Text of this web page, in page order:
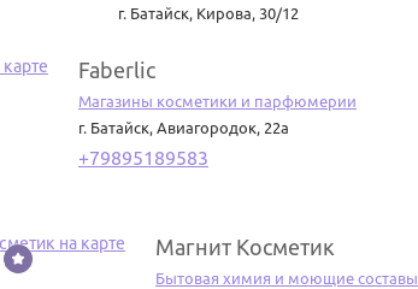
г. Батайск, Кирова, 30/12
Faberlic
Магазины косметики и парфюмерии
г. Батайск, Авиагородок, 22а
+79895189583
Магнит Косметик
Бытовая химия и моющие составы